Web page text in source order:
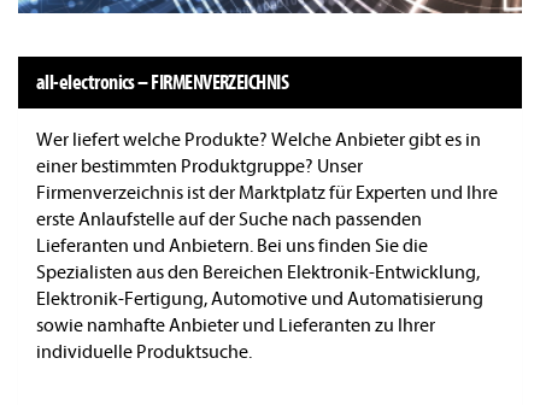
all-electronics – FIRMENVERZEICHNIS
Wer liefert welche Produkte? Welche Anbieter gibt es in
einer bestimmten Produktgruppe? Unser
Firmenverzeichnis ist der Marktplatz für Experten und Ihre
erste Anlaufstelle auf der Suche nach passenden
Lieferanten und Anbietern. Bei uns finden Sie die
Spezialisten aus den Bereichen Elektronik-Entwicklung,
Elektronik-Fertigung, Automotive und Automatisierung
sowie namhafte Anbieter und Lieferanten zu Ihrer
individuelle Produktsuche.